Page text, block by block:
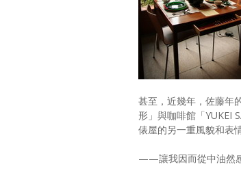
甚至，近幾年，佐藤年
形」與咖啡館「YUKEI
俵屋的另一重風貌和表情
——讓我因而從中油然